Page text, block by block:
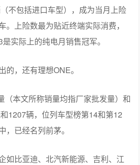
不包括进口车型），成为当月上险
。上险数最为贴近终端实际消费，
实际上的纯电月销售冠军。
的，还有理想ONE。
（本文所称销量均指厂家批发量）和
1207辆，位列车型榜第14和第12
，已经名列前茅。
如比亚迪、北汽新能源、吉利、江